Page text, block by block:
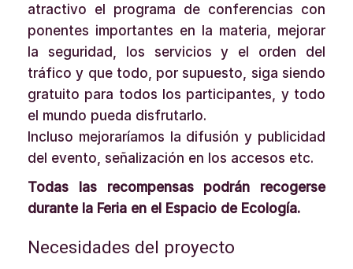
atractivo el programa de conferencias con
ponentes importantes en la materia, mejorar
la seguridad, los servicios y el orden del
tráfico y que todo, por supuesto, siga siendo
gratuito para todos los participantes, y todo
el mundo pueda disfrutarlo.
Incluso mejoraríamos la difusión y publicidad
del evento, señalización en los accesos etc.
Todas las recompensas podrán recogerse
durante la Feria en el Espacio de Ecología.
Necesidades del proyecto